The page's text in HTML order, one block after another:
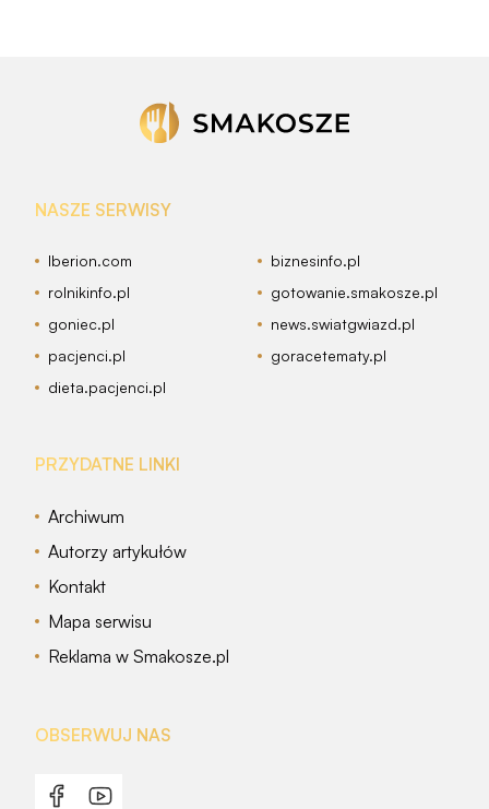
NASZE SERWISY
Iberion.com
biznesinfo.pl
rolnikinfo.pl
gotowanie.smakosze.pl
goniec.pl
news.swiatgwiazd.pl
pacjenci.pl
goracetematy.pl
dieta.pacjenci.pl
PRZYDATNE LINKI
Archiwum
Autorzy artykułów
Kontakt
Mapa serwisu
Reklama w Smakosze.pl
OBSERWUJ NAS